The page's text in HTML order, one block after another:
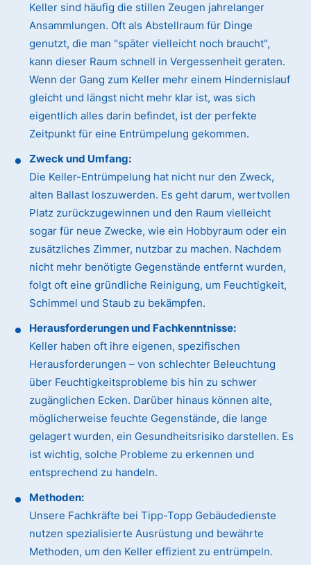
Keller sind häufig die stillen Zeugen jahrelanger
Ansammlungen. Oft als Abstellraum für Dinge
genutzt, die man "später vielleicht noch braucht",
kann dieser Raum schnell in Vergessenheit geraten.
Wenn der Gang zum Keller mehr einem Hindernislauf
gleicht und längst nicht mehr klar ist, was sich
eigentlich alles darin befindet, ist der perfekte
Zeitpunkt für eine Entrümpelung gekommen.
Zweck und Umfang:
Die Keller-Entrümpelung hat nicht nur den Zweck,
alten Ballast loszuwerden. Es geht darum, wertvollen
Platz zurückzugewinnen und den Raum vielleicht
sogar für neue Zwecke, wie ein Hobbyraum oder ein
zusätzliches Zimmer, nutzbar zu machen. Nachdem
nicht mehr benötigte Gegenstände entfernt wurden,
folgt oft eine gründliche Reinigung, um Feuchtigkeit,
Schimmel und Staub zu bekämpfen.
Herausforderungen und Fachkenntnisse:
Keller haben oft ihre eigenen, spezifischen
Herausforderungen – von schlechter Beleuchtung
über Feuchtigkeitsprobleme bis hin zu schwer
zugänglichen Ecken. Darüber hinaus können alte,
möglicherweise feuchte Gegenstände, die lange
gelagert wurden, ein Gesundheitsrisiko darstellen. Es
ist wichtig, solche Probleme zu erkennen und
entsprechend zu handeln.
Methoden:
Unsere Fachkräfte bei Tipp-Topp Gebäudedienste
nutzen spezialisierte Ausrüstung und bewährte
Methoden, um den Keller effizient zu entrümpeln.